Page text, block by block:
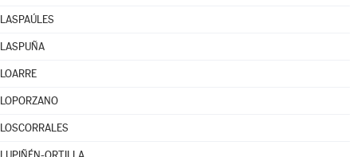
LASPAÚLES
LASPUÑA
LOARRE
LOPORZANO
LOSCORRALES